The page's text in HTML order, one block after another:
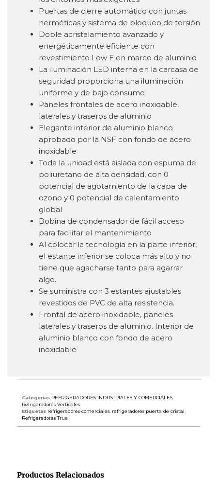
Puertas de cierre automático con juntas
herméticas y sistema de bloqueo de torsión
Doble acristalamiento avanzado y
energéticamente eficiente con
revestimiento Low E en marco de aluminio
La iluminación LED interna en la carcasa de
seguridad proporciona una iluminación
uniforme y de bajo consumo
Paneles frontales de acero inoxidable,
laterales y traseros de aluminio
Elegante interior de aluminio blanco
aprobado por la NSF con fondo de acero
inoxidable
Toda la unidad está aislada con espuma de
poliuretano de alta densidad, con 0
potencial de agotamiento de la capa de
ozono y 0 potencial de calentamiento
global
Bobina de condensador de fácil acceso
para facilitar el mantenimiento
Al colocar la tecnología en la parte inferior,
el estante inferior se coloca más alto y no
tiene que agacharse tanto para agarrar
algo.
Se suministra con 3 estantes ajustables
revestidos de PVC de alta resistencia.
Frontal de acero inoxidable, paneles
laterales y traseros de aluminio. Interior de
aluminio blanco con fondo de acero
inoxidable
Categorías REFRIGERADORES INDUSTRIALES Y COMERCIALES
Refrigeradores Verticales
Etiquetas refrigeradores comerciales refrigeradores puerta de cristal
Refrigeradores True
Productos Relacionados